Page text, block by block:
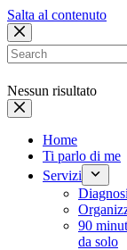
Salta al contenuto
Nessun risultato
Home
Ti parlo di me
Servizi
90
da solo